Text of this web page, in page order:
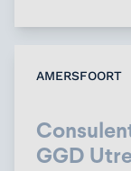
AMERSFOORT
GGD